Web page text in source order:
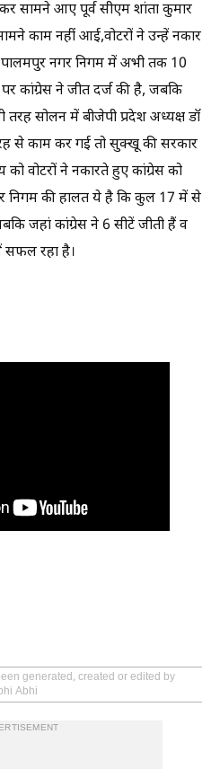
सामने आए पूर्व सीएम शांता कुमार
काम नहीं आई,वोटरों ने उन्हें नकार
नगर निगम में अभी तक 10
कांग्रेस ने जीत दर्ज की है, जबकि
तरह सोलन में बीजेपी प्रदेश अध्यक्ष डॉ
से काम कर गई तो सुक्खू की सरकार
को वोटरों ने नकारते हुए कांग्रेस को
निगम की हालत ये है कि कुल 17 में से
जहां कांग्रेस ने 6 सीटें जीती हैं व
सफल रहा है।
generated, created or edited by
Abhi